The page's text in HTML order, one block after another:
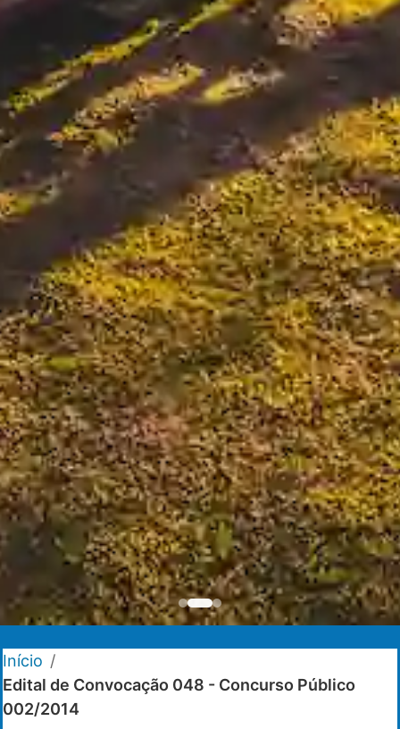
Início /
Edital de Convocação 048 - Concurso Público
002/2014